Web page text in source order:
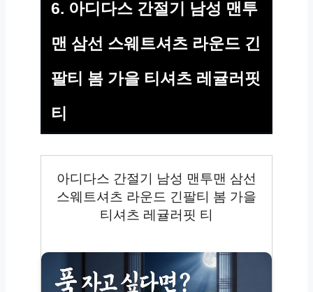
6. 아디다스 간절기 남성 맨투
맨 삼선 스웨트셔츠 라운드 긴
팔티 봄 가을 티셔츠 레귤러핏
티
아디다스 간절기 남성 맨투맨 삼선
스웨트셔츠 라운드 긴팔티 봄 가을
티셔츠 레귤러핏 티